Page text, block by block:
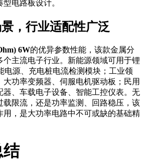
电路板设计。
，行业适配性广泛
6W的优异参数性能，该款金属分
个主流电子行业。新能源领域可用于锂
电源、充电桩电流检测模块；工业领
功率变频器、伺服电机驱动板；民用
器、车载电子设备、智能工控仪表。无
载限流，还是功率监测、回路稳压，该
用，是大功率电路中不可或缺的基础精
结